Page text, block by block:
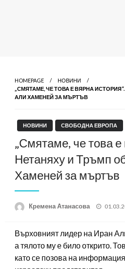
HOMEPAGE
НОВИНИ
„СМЯТАМЕ, ЧЕ ТОВА Е ВЯРНА
АЛИ ХАМЕНЕЙ ЗА МЪРТЪВ
НОВИНИ СВОБОДНА ЕВРОПА
„Смятаме, че това е
Нетаняху и Тръмп
Хаменей за мъртъв
Кремена Атанасова
Posted
Върховният лидер на Иран
а тялото му е било открито.
като се позова на